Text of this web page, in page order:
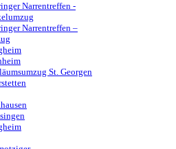
Narrentreffen -
Narrentreffen –
St. Georgen